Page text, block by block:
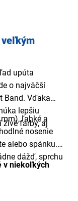
upúta
o najväčší
Band. Vďaka
lepšiu
farby, aj
ľahké a
nosenie
alebo spánku.
dážď, sprchu
v niekoľkých